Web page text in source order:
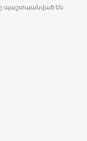
պաշտպանված են